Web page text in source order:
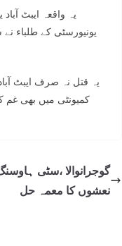
یہ واقعہ ایبٹ
یونیورسٹی کے طلباء
یہ قتل نہ صرف ایبٹ
کمیونٹی میں بھی غم
گوجرانوالا ،سٹی
نعشوں کا معمہ حل